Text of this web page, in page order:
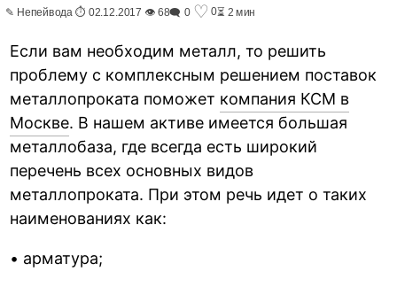
✎ Непейвода ⏱ 02.12.2017 👁 68🗨 0 ♡ 0⏳ 2 мин
Если вам необходим металл, то решить
проблему с комплексным решением поставок
металлопроката поможет компания КСМ в
Москве. В нашем активе имеется большая
металлобаза, где всегда есть широкий
перечень всех основных видов
металлопроката. При этом речь идет о таких
наименованиях как:
• арматура;